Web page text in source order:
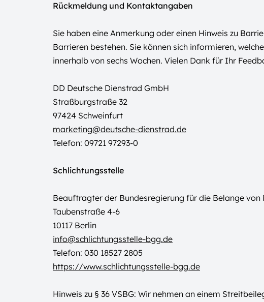
Rückmeldung und Kontaktangaben
Sie haben eine Anmerkung oder einen Hinweis zu
Barrieren bestehen. Sie können sich informieren,
innerhalb von sechs Wochen. Vielen Dank für Ihr
DD Deutsche Dienstrad GmbH
Straßburgstraße 32
97424 Schweinfurt
marketing@deutsche-dienstrad.de
Telefon: 09721 97293-0
Schlichtungsstelle
Beauftragter der Bundesregierung für die Belange
Taubenstraße 4-6
10117 Berlin
info@schlichtungsstelle-bgg.de
Telefon: 030 18527 2805
https://www.schlichtungsstelle-bgg.de
Hinweis zu § 36 VSBG: Wir nehmen an einem